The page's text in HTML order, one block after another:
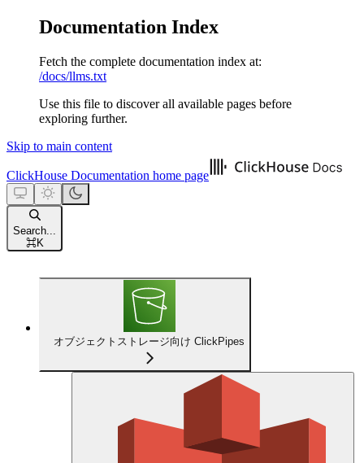
Documentation Index
Fetch the complete documentation index at:
/docs/llms.txt
Use this file to discover all available pages before
exploring further.
Skip to main content
ClickHouse Documentation home page
Search...
⌘K
オブジェクトストレージ向け ClickPipes